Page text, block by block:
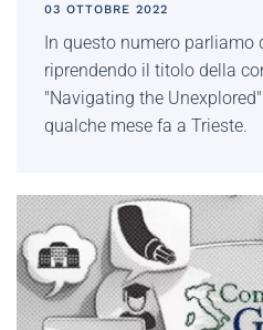
03 OTTOBRE 2022
In questo numero parliamo
riprendendo il titolo della
"Navigating the
qualche mese fa a Trieste.